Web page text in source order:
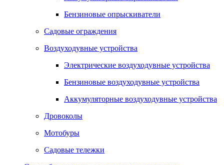
Бензиновые опрыскиватели
Садовые ограждения
Воздуходувные устройства
Электрические воздуходувные устройства
Бензиновые воздуходувные устройства
Аккумуляторные воздуходувные устройства
Дровоколы
Мотобуры
Садовые тележки